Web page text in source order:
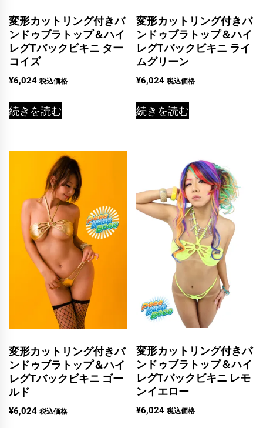
変形カットリング付きバ
ンドゥブラトップ＆ハイ
レグTバックビキニ ター
コイズ
¥6,024 税込価格
続きを読む
変形カットリング付きバ
ンドゥブラトップ＆ハイ
レグTバックビキニ ライ
ムグリーン
¥6,024 税込価格
続きを読む
変形カットリング付きバ
ンドゥブラトップ＆ハイ
レグTバックビキニ ゴー
ルド
¥6,024 税込価格
変形カットリング付きバ
ンドゥブラトップ＆ハイ
レグTバックビキニ レモ
ンイエロー
¥6,024 税込価格